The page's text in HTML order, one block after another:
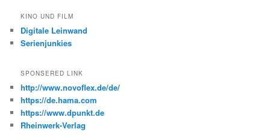
KINO UND FILM
Digitale Leinwand
Serienjunkies
SPONSERED LINK
http://www.novoflex.de/de/
https://de.hama.com
https://www.dpunkt.de
Rheinwerk-Verlag